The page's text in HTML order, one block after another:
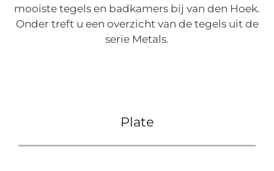
mooiste tegels en badkamers bij van den Hoek.
Onder treft u een overzicht van de tegels uit de
serie Metals.
Plate